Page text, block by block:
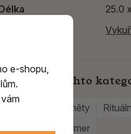
25.0
v těchto
Duchovní předměty
Vykuřovadla Rymer
e-shopu,